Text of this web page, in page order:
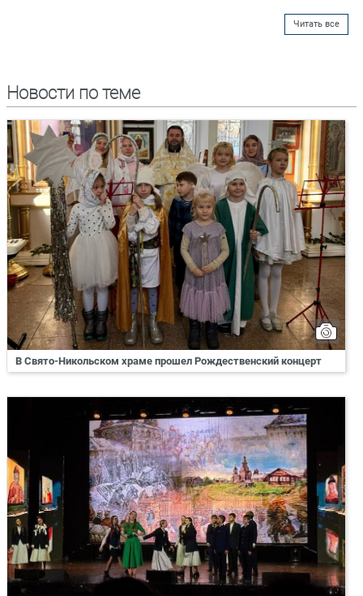
Читать все
Новости по теме
В Свято-Никольском храме прошел Рождественский концерт